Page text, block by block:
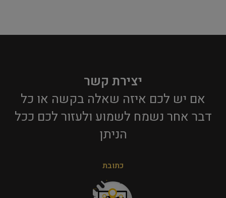
יצירת קשר
אם יש לכם איזה שאלה בקשה או כל
דבר אחר נשמח לשמוע ולעזור לכם ככל
הניתן​
כתובת